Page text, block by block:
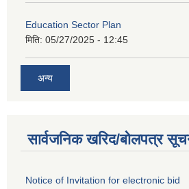
Education Sector Plan
मिति: 05/27/2025 - 12:45
अन्य
सार्वजनिक खरिद/बोलपत्र
Notice of Invitation for electronic bid